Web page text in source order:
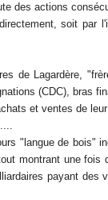
des actions
soit par
de Lagardère,
(CDC), bras
et ventes de
"langue de bois"
montrant une
payant des